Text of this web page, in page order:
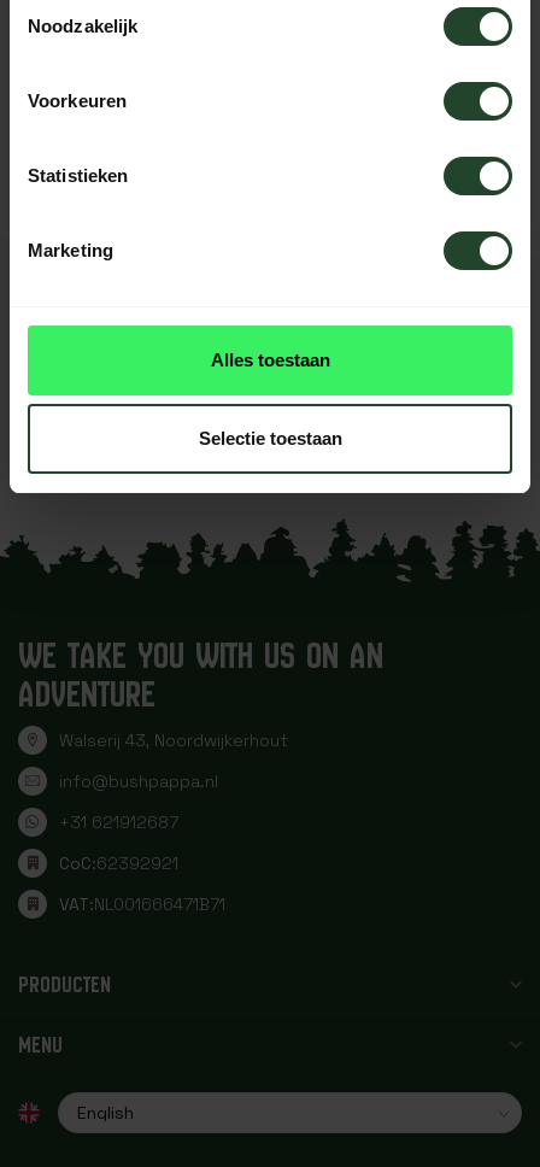
Noodzakelijk
Voorkeuren
Statistieken
Marketing
Alles toestaan
Selectie toestaan
reviews yet
Add your review
WE TAKE YOU WITH US ON AN
ADVENTURE
Walserij 43, Noordwijkerhout
info@bushpappa.nl
+31 621912687
CoC:62392921
VAT:NL001666471B71
PRODUCTEN
MENU